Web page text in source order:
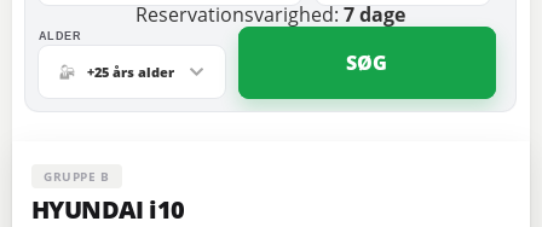
Reservationsvarighed: 7dage
ALDER
+25 års alder SØG
GRUPPE B
HYUNDAI i10